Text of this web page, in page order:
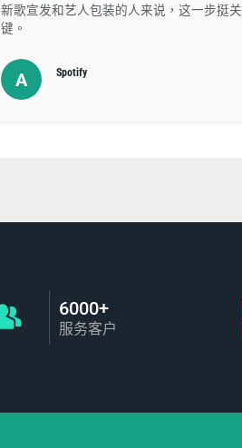
新歌宣发和艺人包装的人来说，这一步挺关
键。
A Spotify
6000+
服务客户